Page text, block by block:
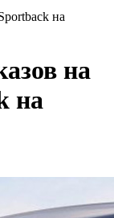
на
на
на